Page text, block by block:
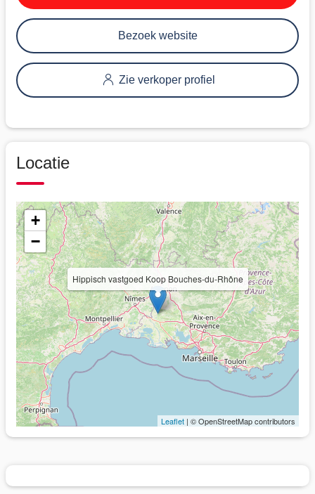
Bezoek website
Zie verkoper profiel
Locatie
Hippisch vastgoed Koop Bouches-du-Rhône
+
−
Leaflet | © OpenStreetMap contributors